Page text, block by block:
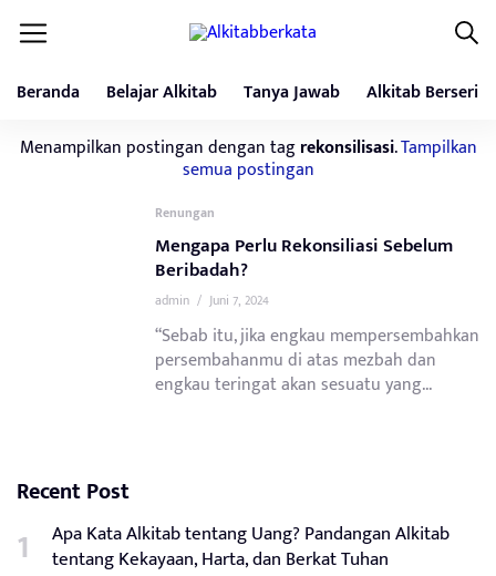
Beranda Belajar Alkitab Tanya Jawab Alkitab Berseri
Menampilkan postingan dengan tagrekonsilisasi.Tampilkan
semua postingan
Renungan
Mengapa Perlu Rekonsiliasi Sebelum
Beribadah?
admin / Juni 7, 2024
“Sebab itu, jika engkau mempersembahkan
persembahanmu di atas mezbah dan
engkau teringat akan sesuatu yang...
Recent Post
Apa Kata Alkitab tentang Uang? Pandangan Alkitab
tentang Kekayaan, Harta, dan Berkat Tuhan